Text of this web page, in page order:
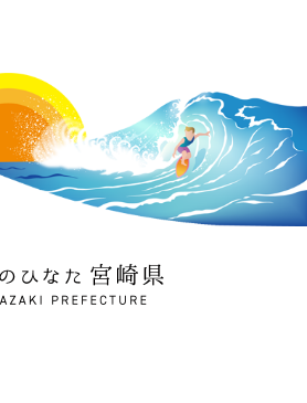
ひなた 宮崎県
PREFECTURE